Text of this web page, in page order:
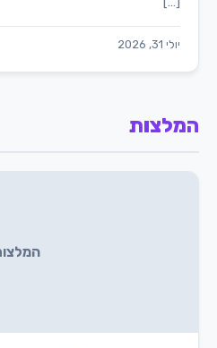
יולי 31, 2026
המלצות